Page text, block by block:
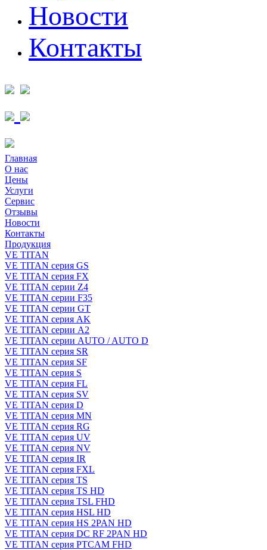
Новости
Контакты
Главная
О нас
Цены
Услуги
Сервис
Отзывы
Новости
Контакты
Продукция
VE TITAN
VE TITAN серия GS
VE TITAN серия FX
VE TITAN серии Z4
VE TITAN серии F35
VE TITAN серии GT
VE TITAN серия AK
VE TITAN серии А2
VE TITAN серии AUTO / AUTO D
VE TITAN серия SR
VE TITAN серия SF
VE TITAN серия S
VE TITAN серия FL
VE TITAN серия SV
VE TITAN серия D
VE TITAN серия MN
VE TITAN серия RG
VE TITAN серия UV
VE TITAN серия NV
VE TITAN серия IR
VE TITAN серия FXL
VE TITAN серия TS
VE TITAN серия TS HD
VE TITAN серия TSL FHD
VE TITAN серия HSL HD
VE TITAN серия HS 2PAN HD
VE TITAN серия DC RF 2PAN HD
VE TITAN серия PTCAM FHD